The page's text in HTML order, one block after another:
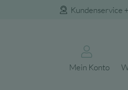
Kundenservice
Mein Konto